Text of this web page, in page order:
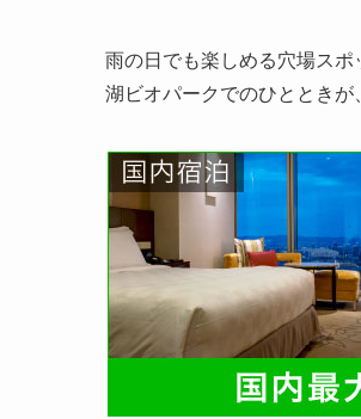
雨の日でも楽しめる穴場ス
湖ビオパークでのひとときが